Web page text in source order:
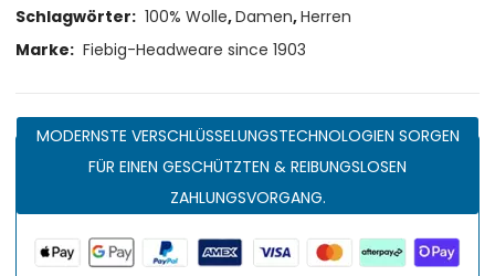
Schlagwörter: 100% Wolle,Damen,Herren
Marke: Fiebig-Headweare since 1903
MODERNSTE VERSCHLÜSSELUNGSTECHNOLOGIEN SORGEN
FÜR EINEN GESCHÜTZTEN & REIBUNGSLOSEN
ZAHLUNGSVORGANG.